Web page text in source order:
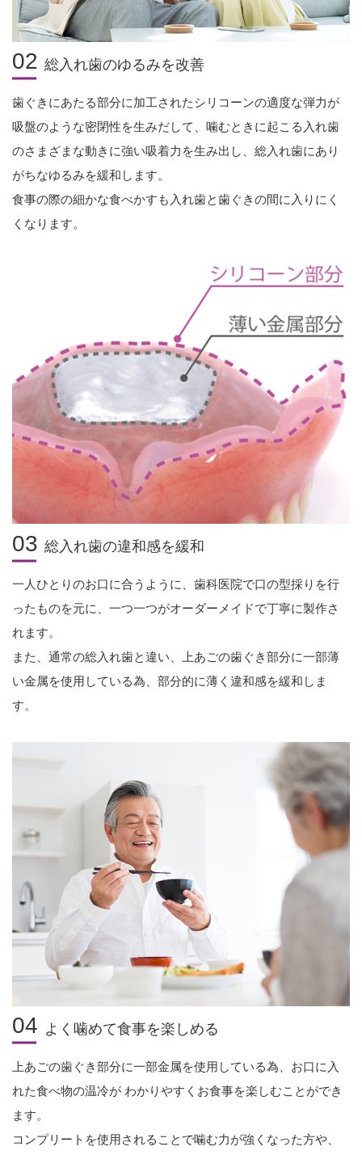
02 総入れ歯のゆるみを改善
歯ぐきにあたる部分に加工されたシリコーンの適度な弾力が
吸盤のような密閉性を生みだして、噛むときに起こる入れ歯
のさまざまな動きに強い吸着力を生み出し、総入れ歯にあり
がちなゆるみを緩和します。
食事の際の細かな食べかすも入れ歯と歯ぐきの間に入りにく
くなります。
03 総入れ歯の違和感を緩和
一人ひとりのお口に合うように、歯科医院で口の型採りを行
ったものを元に、 一つ一つがオーダーメイドで丁寧に製作さ
れます。
また、通常の総入れ歯と違い、上あごの歯ぐき部分に一部薄
い金属を使用している為、部分的に薄く違和感を緩和しま
す。
04 よく噛めて食事を楽しめる
上あごの歯ぐき部分に一部金属を使用している為、お口に入
れた食べ物の温冷が わかりやすくお食事を楽しむことができ
ます。
コンプリートを使用されることで噛む力が強くなった方や、